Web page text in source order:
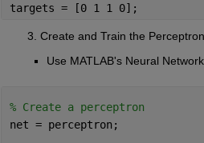
targets = [0 1 1 0];
        3. Create and Train the Perceptron
Use MATLAB's Neural
% Create a perceptron
net = perceptron;